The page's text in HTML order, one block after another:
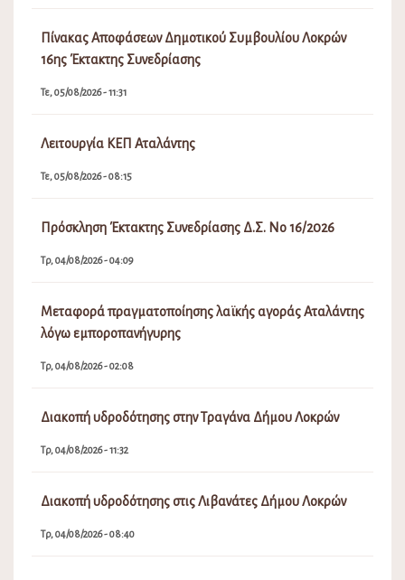
Πίνακας Αποφάσεων Δημοτικού Συμβουλίου Λοκρών
16ης Έκτακτης Συνεδρίασης
Τε, 05/08/2026 - 11:31
Λειτουργία ΚΕΠ Αταλάντης
Τε, 05/08/2026 - 08:15
Πρόσκληση Έκτακτης Συνεδρίασης Δ.Σ. Νο 16/2026
Τρ, 04/08/2026 - 04:09
Μεταφορά πραγματοποίησης λαϊκής αγοράς Αταλάντης
λόγω εμποροπανήγυρης
Τρ, 04/08/2026 - 02:08
Διακοπή υδροδότησης στην Τραγάνα Δήμου Λοκρών
Τρ, 04/08/2026 - 11:32
Διακοπή υδροδότησης στις Λιβανάτες Δήμου Λοκρών
Τρ, 04/08/2026 - 08:40